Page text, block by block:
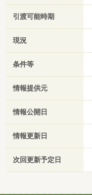
引渡可能時期
現況
条件等
情報提供元
情報公開日
情報更新日
次回更新予定日